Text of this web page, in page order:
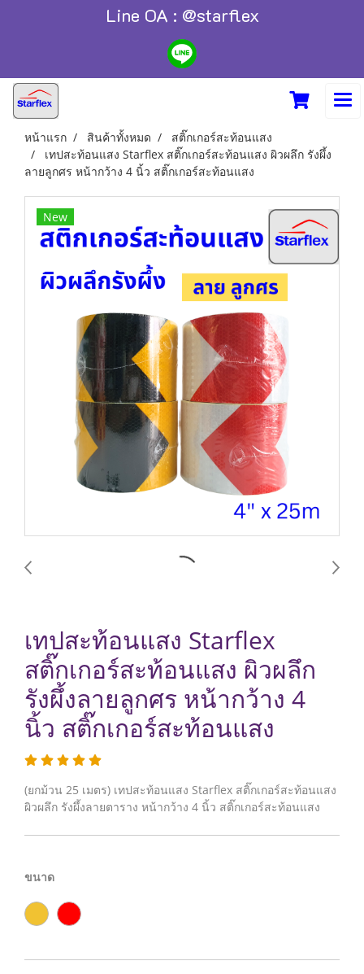
Line OA : @starflex
หน้าแรก สินค้าทั้งหมด
สติ๊กเกอร์สะท้อนแสง
เทปสะท้อนแสง Starflex สติ๊กเกอร์สะท้อนแสง ผิวผลึก รังผึ้ง
ลายลูกศร หน้ากว้าง 4 นิ้ว สติ๊กเกอร์สะท้อนแสง
New
เทปสะท้อนแสง Starflex
สติ๊กเกอร์สะท้อนแสง ผิวผลึก
รังผึ้งลายลูกศร หน้ากว้าง 4
นิ้ว สติ๊กเกอร์สะท้อนแสง
(ยกม้วน 25 เมตร) เทปสะท้อนแสง Starflex สติ๊กเกอร์สะท้อนแสง
ผิวผลึก รังผึ้งลายตาราง หน้ากว้าง 4 นิ้ว สติ๊กเกอร์สะท้อนแสง
ขนาด